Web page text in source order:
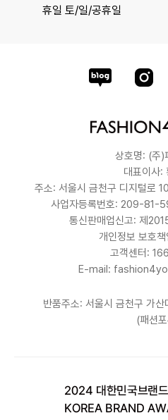
휴일 토/일/공휴일
상호명: (주)
대표이사:
주소: 서울시 금천구 디지털로
사업자등록번호: 209-81-
통신판매업신고: 제
개인정보 보호
고객센터:
E-mail:
반품주소: 서울시 금천구 가
(패션